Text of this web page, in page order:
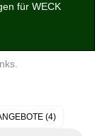
für WECK
(4)